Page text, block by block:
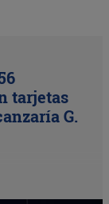
tarjetas
G.